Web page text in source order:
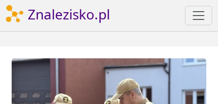
Znalezisko.pl